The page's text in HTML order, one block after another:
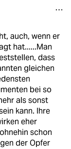
auch, wenn er
hat......Man
dass
gleichen
bei so
als sonst
kann. Ihre
eher
schon
der Opfer